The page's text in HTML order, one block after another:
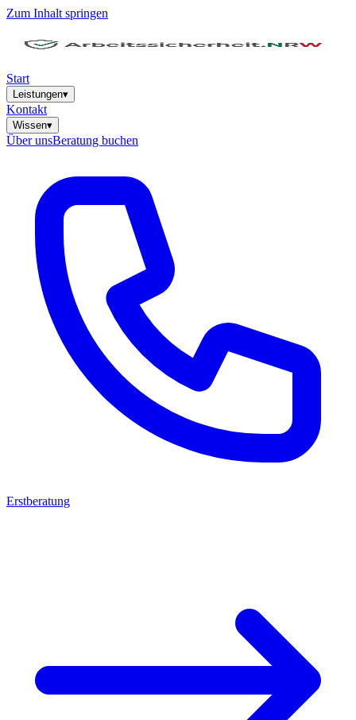
Zum Inhalt springen
Start
Leistungen▾
Kontakt
Wissen▾
Über unsBeratung buchen
Erstberatung